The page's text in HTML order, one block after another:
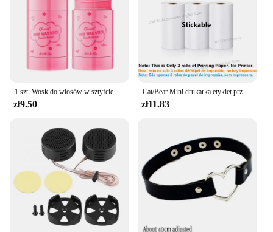
1 szt. Wosk do włosów w sztyfcie do peruki profesjonalny wosk do włosów w sztyfcie krem łagodzący nietłusty w stylu woskowym dla mężczyzn kobiet łamane włosy nowe 40g
zł9.50
Cat/Bear Mini drukarka etykiet przenośne drukarki termiczne impresora portátil 200DPI druk atramentowy 57mm naklejki na IOS Android
zł11.83